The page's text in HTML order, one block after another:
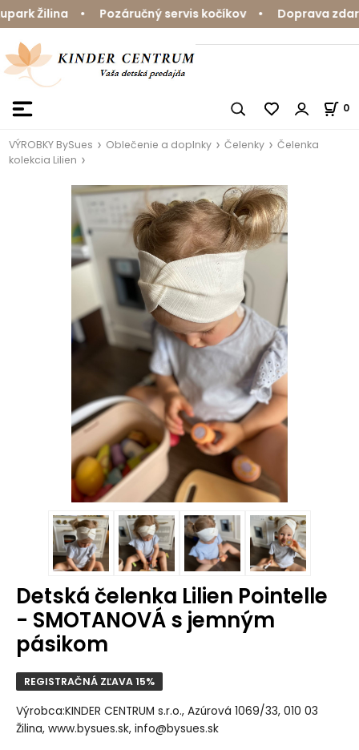
Žilina • Pozáručný servis kočíkov • Doprava
0
VÝROBKY BySues Oblečenie a doplnky Čelenky
Čelenka
kolekcia Lilien
Detská čelenka Lilien Pointelle
- SMOTANOVÁ s jemným
pásikom
REGISTRAČNÁ ZĽAVA 15%
Výrobca:KINDER CENTRUM s.r.o., Azúrová 1069/33, 010 03
Žilina, www.bysues.sk, info@bysues.sk